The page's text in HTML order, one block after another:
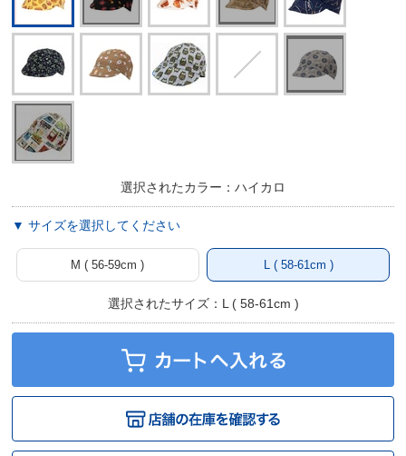
選択されたカラー：ハイカロ
▼ サイズを選択してください
M ( 56-59cm ) L ( 58-61cm )
選択されたサイズ：L ( 58-61cm )